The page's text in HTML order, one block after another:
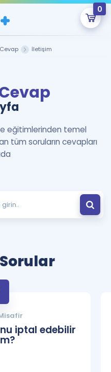
0
onlarca eğitim seni
İletişim
eğitimlerinden temel
tüm soruların cevapları
Sorular
iptal edebilir